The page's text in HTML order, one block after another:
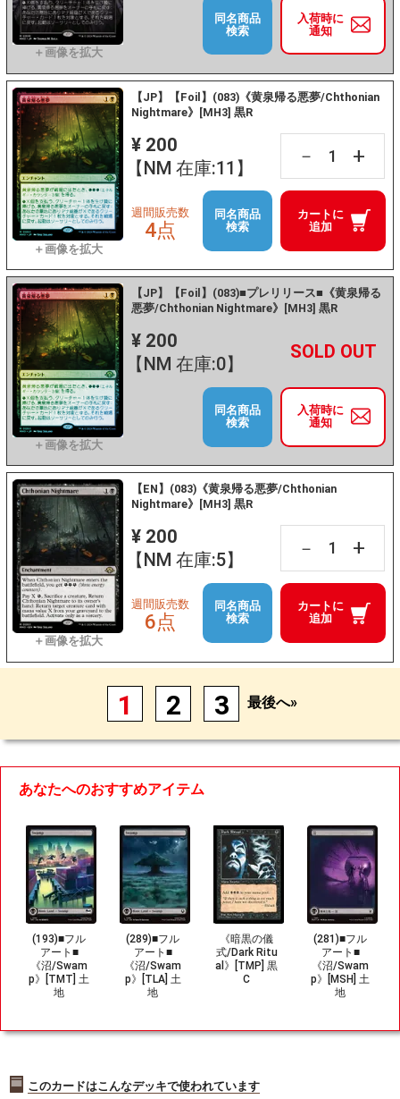
入荷時に
通知
同名商品
検索
【JP】【Foil】(083)《黄泉帰る悪夢/Chthonian
Nightmare》[MH3] 黒R
¥ 200
【NM 在庫:11】
－ +
カートに
追加
週間販売数
4点
同名商品
検索
【JP】【Foil】(083)■プレリリース■《黄泉帰る
悪夢/Chthonian Nightmare》[MH3] 黒R
¥ 200
【NM 在庫:0】
－ +
入荷時に
通知
同名商品
検索
【EN】(083)《黄泉帰る悪夢/Chthonian
Nightmare》[MH3] 黒R
¥ 200
【NM 在庫:5】
－ +
カートに
追加
週間販売数
6点
同名商品
検索
1 2 3 最後へ»
あなたへのおすすめアイテム
(193)■フル
アート■
《沼/Swam
p》[TMT] 土
地
(289)■フル
アート■
《沼/Swam
p》[TLA] 土
地
《暗黒の儀
式/Dark Ritu
al》[TMP] 黒
C
(281)■フル
アート■
《沼/Swam
p》[MSH] 土
地
このカードはこんなデッキで使われています